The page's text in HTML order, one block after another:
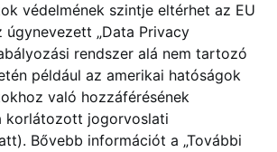
védelmének szintje eltérhet az EU
úgynevezett „Data Privacy
rendszer alá nem tartozó
például az amerikai hatóságok
való hozzáférésének
korlátozott jogorvoslati
Bővebb információt a „További